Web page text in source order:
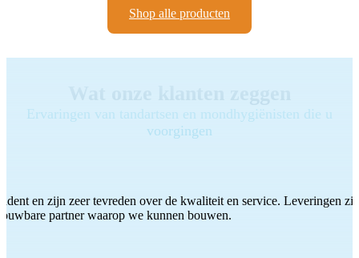
Shop alle producten
Ervaringen van tandartsen en mondhygiënisten die u
voorgingen
en zijn zeer tevreden over de kwaliteit en service. Leveringen
partner waarop we kunnen bouwen.